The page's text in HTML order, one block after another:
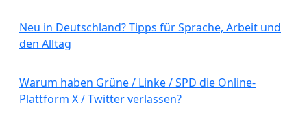
Neu in Deutschland? Tipps für Sprache, Arbeit und
den Alltag
Warum haben Grüne / Linke / SPD die Online-
Plattform X / Twitter verlassen?